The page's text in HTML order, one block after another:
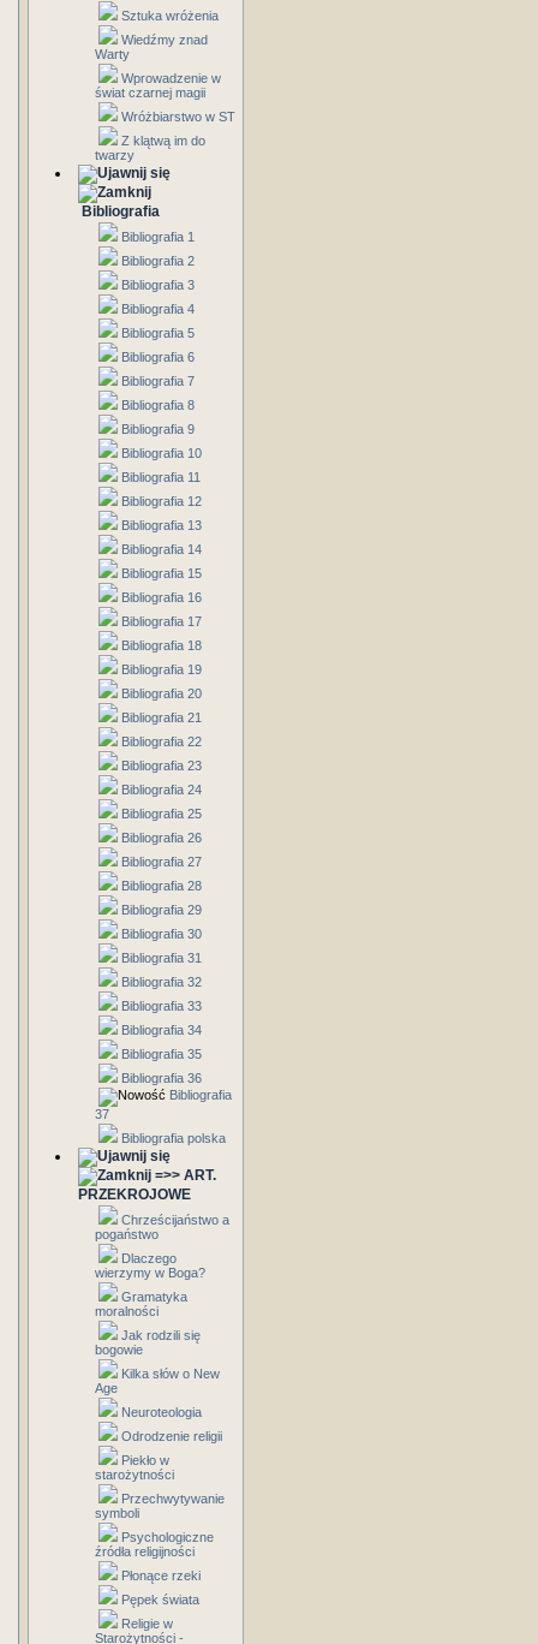
Sztuka wróżenia
Wiedźmy znad
Warty
Wprowadzenie w
świat czarnej magii
Wróżbiarstwo w ST
Z klątwą im do
twarzy
Bibliografia
Bibliografia 1
Bibliografia 2
Bibliografia 3
Bibliografia 4
Bibliografia 5
Bibliografia 6
Bibliografia 7
Bibliografia 8
Bibliografia 9
Bibliografia 10
Bibliografia 11
Bibliografia 12
Bibliografia 13
Bibliografia 14
Bibliografia 15
Bibliografia 16
Bibliografia 17
Bibliografia 18
Bibliografia 19
Bibliografia 20
Bibliografia 21
Bibliografia 22
Bibliografia 23
Bibliografia 24
Bibliografia 25
Bibliografia 26
Bibliografia 27
Bibliografia 28
Bibliografia 29
Bibliografia 30
Bibliografia 31
Bibliografia 32
Bibliografia 33
Bibliografia 34
Bibliografia 35
Bibliografia 36
Bibliografia
37
Bibliografia polska
=>> ART.
PRZEKROJOWE
Chrześcijaństwo a
pogaństwo
Dlaczego
wierzymy w Boga?
Gramatyka
moralności
Jak rodzili się
bogowie
Kilka słów o New
Age
Neuroteologia
Odrodzenie religii
Piekło w
starożytności
Przechwytywanie
symboli
Psychologiczne
źródła religijności
Płonące rzeki
Pępek świata
Religie w
Starożytności -